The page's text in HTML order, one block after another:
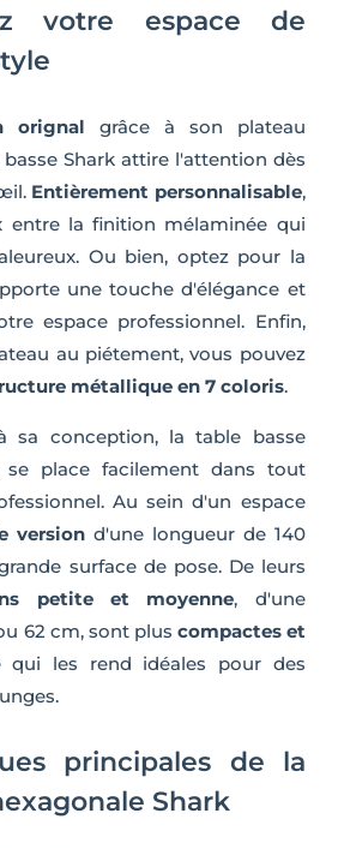
votre espace de
orignal grâce à son plateau
Shark attire l'attention dès
Entièrement personnalisable,
entre la finition mélaminée qui
Ou bien, optez pour la
une touche d'élégance et
espace professionnel. Enfin,
au piétement, vous pouvez
métallique en 7 coloris.
sa conception, la table basse
se place facilement dans tout
Au sein d'un espace
version d'une longueur de 140
surface de pose. De leurs
petite et moyenne, d'une
62 cm, sont plus compactes et
qui les rend idéales pour des
principales de la
Shark